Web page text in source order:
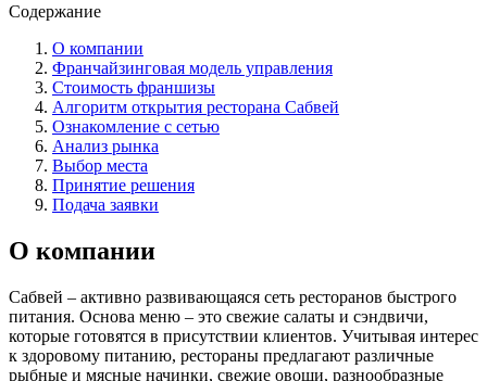
Содержание
О компании
Франчайзинговая модель управления
Стоимость франшизы
Алгоритм открытия ресторана Сабвей
Ознакомление с сетью
Анализ рынка
Выбор места
Принятие решения
Подача заявки
О компании
Сабвей – активно развивающаяся сеть ресторанов быстрого
питания. Основа меню – это свежие салаты и сэндвичи,
которые готовятся в присутствии клиентов. Учитывая интерес
к здоровому питанию, рестораны предлагают различные
рыбные и мясные начинки, свежие овощи, разнообразные